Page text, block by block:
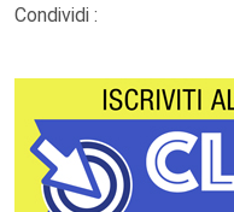
Condividi :